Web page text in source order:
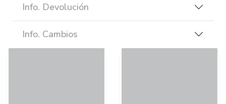
Info. Devolución
Info. Cambios